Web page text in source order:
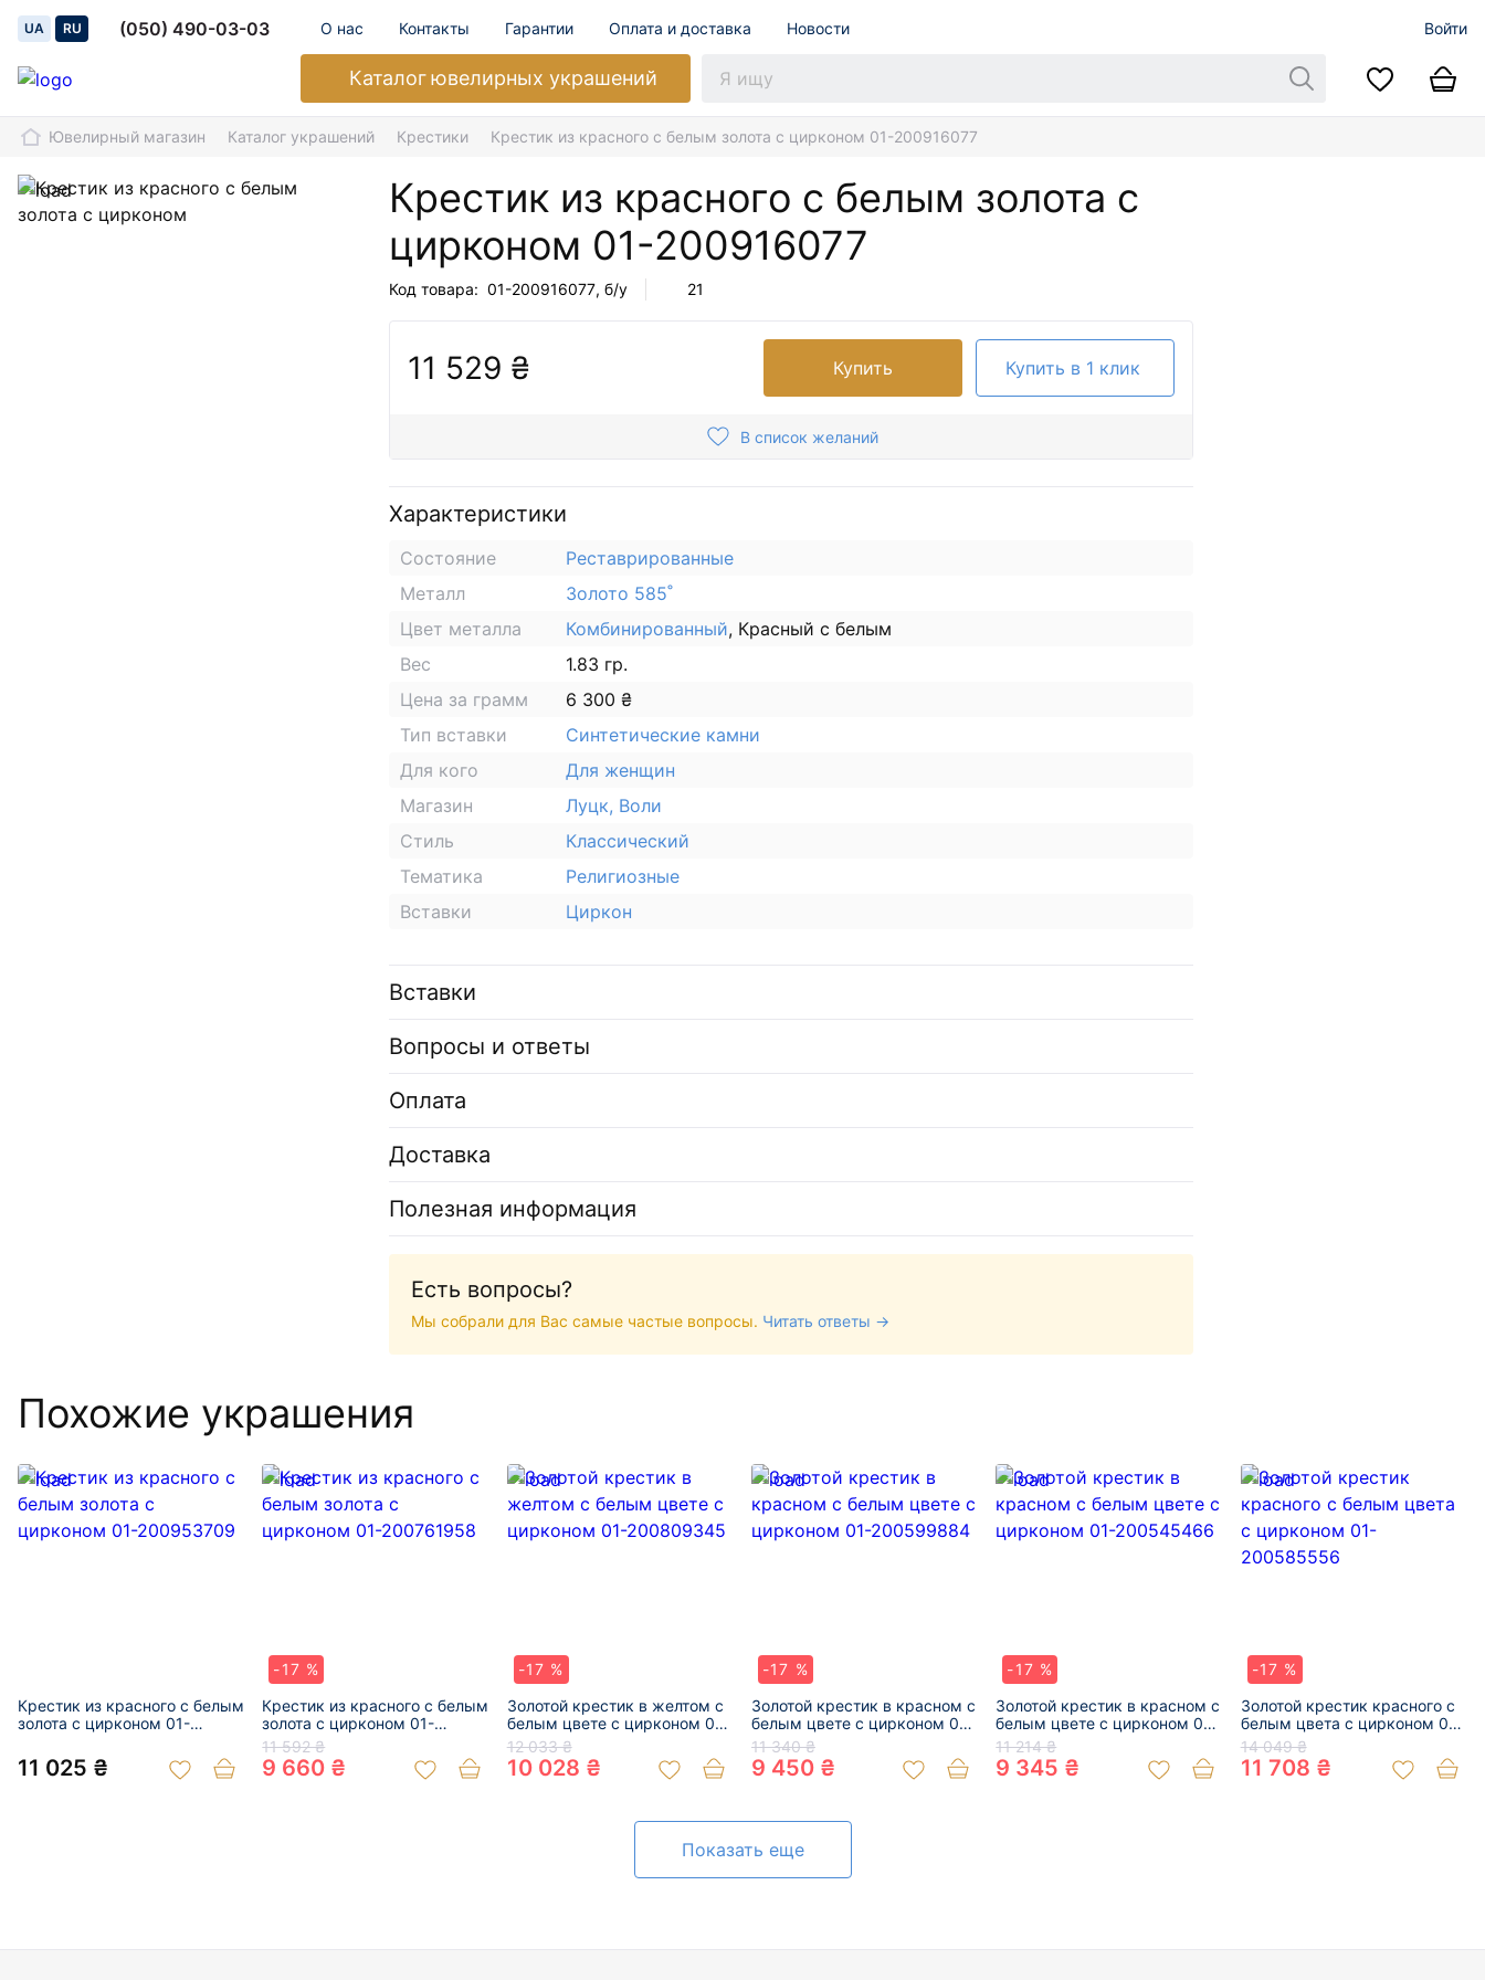
UA RU (050) 490-03-03 О нас Контакты Гарантии Оплата и доставка Новости Войти
Каталогювелирных украшений
Ювелирный магазин Каталог украшений Крестики Крестик из красного с белым золота с цирконом 01-200916077
Крестик из красного с белым золота с
цирконом 01-200916077
Код товара: 01-200916077, б/у 21
11 529 ₴ Купить Купить в 1 клик
В список желаний
Характеристики
Состояние
Реставрированные
Металл
Золото 585˚
Цвет металла
Комбинированный, Красный с белым
Вес
1.83 гр.
Цена за грамм
6 300 ₴
Тип вставки
Синтетические камни
Для кого
Для женщин
Магазин
Луцк, Воли
Стиль
Классический
Тематика
Религиозные
Вставки
Циркон
Вставки
Вопросы и ответы
Оплата
Доставка
Полезная информация
Есть вопросы?
Мы собрали для Вас самые частые вопросы. Читать ответы →
Похожие украшения
Крестик из красного с белым
золота с цирконом 01-
11 025 ₴
-17 %
Крестик из красного с белым
золота с цирконом 01-
200761958
11 592 ₴
9 660 ₴
-17 %
Золотой крестик в желтом с
белым цвете с цирконом 01-
200809345
12 033 ₴
10 028 ₴
-17 %
Золотой крестик в красном с
белым цвете с цирконом 01-
200599884
11 340 ₴
9 450 ₴
-17 %
Золотой крестик в красном с
белым цвете с цирконом 01-
200545466
11 214 ₴
9 345 ₴
-17 %
Золотой крестик красного с
белым цвета с цирконом 01-
200585556
14 049 ₴
11 708 ₴
Показать еще